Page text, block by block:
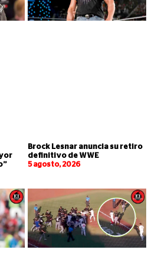
Brock Lesnar anuncia su retiro
definitivo de WWE
5 agosto, 2026